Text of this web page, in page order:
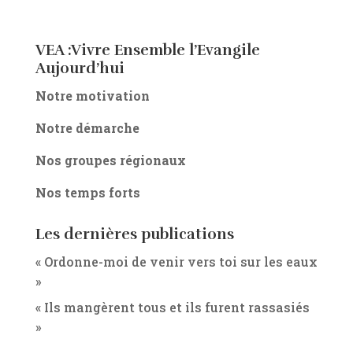
VEA :Vivre Ensemble l’Evangile
Aujourd’hui
Notre motivation
Notre démarche
Nos groupes régionaux
Nos temps forts
Les dernières publications
« Ordonne-moi de venir vers toi sur les eaux
»
« Ils mangèrent tous et ils furent rassasiés
»